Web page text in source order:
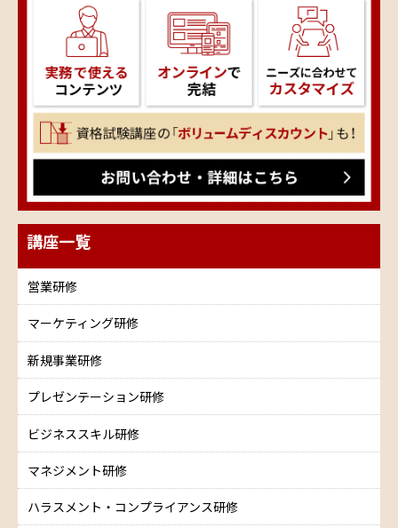
講座一覧
営業研修
マーケティング研修
新規事業研修
プレゼンテーション研修
ビジネススキル研修
マネジメント研修
ハラスメント・コンプライアンス研修